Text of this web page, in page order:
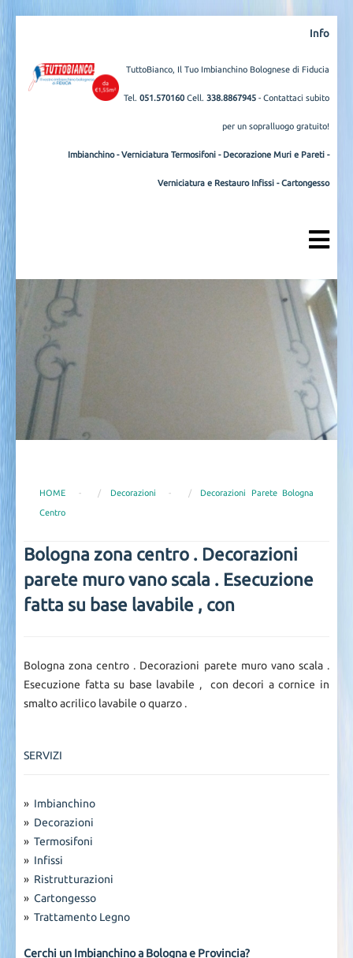
Info
TuttoBianco, Il Tuo Imbianchino Bolognese di Fiducia
Tel. 051.570160 Cell. 338.8867945 - Contattaci subito
per un sopralluogo gratuito!
Imbianchino-Verniciatura Termosifoni - Decorazione Muri e Pareti -
Verniciatura e Restauro Infissi -Cartongesso
HOME - Decorazioni - Decorazioni Parete Bologna
Centro
Bologna zona centro . Decorazioni
parete muro vano scala . Esecuzione
fatta su base lavabile , con
Bologna zona centro . Decorazioni parete muro vano scala .
Esecuzione fatta su base lavabile , con decori a cornice in
smalto acrilico lavabile o quarzo .
SERVIZI
» Imbianchino
» Decorazioni
» Termosifoni
» Infissi
» Ristrutturazioni
» Cartongesso
» Trattamento Legno
Cerchi un Imbianchino a Bologna e Provincia?